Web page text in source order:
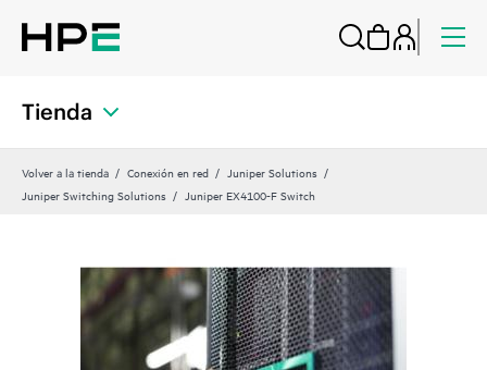
Tienda
Volver a la tienda Conexión en red
Juniper Solutions
Juniper Switching Solutions
Juniper EX4100-F Switch